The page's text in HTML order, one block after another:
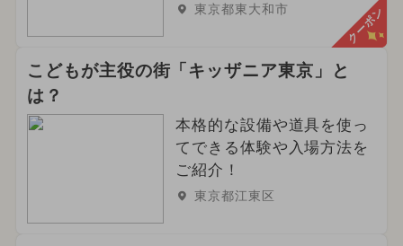
東京都東大和市 クーポン
こどもが主役の街「キッザニア東京」と
は？
本格的な設備や道具を使っ
てできる体験や入場方法を
ご紹介！
東京都江東区